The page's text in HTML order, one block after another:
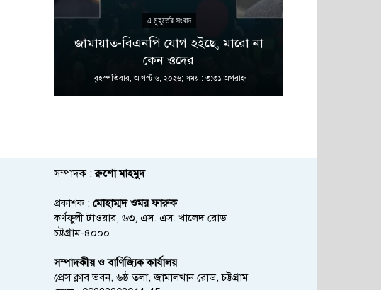
এ মুহূর্তের সংবাদ
জামায়াত-বিএনপি যোগ হইছে, মারো না
কেন ওদের
বৃহস্পতিবার, আগস্ট ৬, ২০২৬; সময় : ৩:৩১ অপরাহ্ণ
সম্পাদক :রুশো মাহমুদ
প্রকাশক : মোহাম্মদ ওমর ফারুক
কর্ণফুলী টাওয়ার, ৬৩, এস. এস. খালেদ রোড
চট্টগ্রাম-৪০০০
সম্পাদকীয় ও বাণিজ্যিক কার্যালয়
প্রেস ক্লাব ভবন, ৬ষ্ঠ তলা, জামালখান রোড, চট্টগ্রাম।